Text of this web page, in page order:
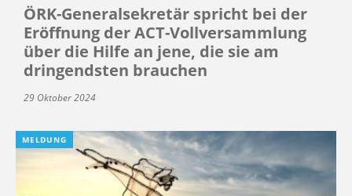
ÖRK-Generalsekretär spricht bei der
Eröffnung der ACT-Vollversammlung
über die Hilfe an jene, die sie am
dringendsten brauchen
29 Oktober 2024
MELDUNG